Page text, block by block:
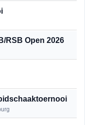
RSB Open 2026